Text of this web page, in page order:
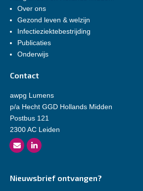
Over ons
Gezond leven & welzijn
Infectieziektebestrijding
Publicaties
Onderwijs
Contact
awpg Lumens
p/a Hecht GGD Hollands Midden
Postbus 121
2300 AC Leiden
Nieuwsbrief ontvangen?